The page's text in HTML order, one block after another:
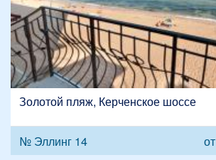
Золотой пляж, Керченское шоссе
№ Эллинг 14 от